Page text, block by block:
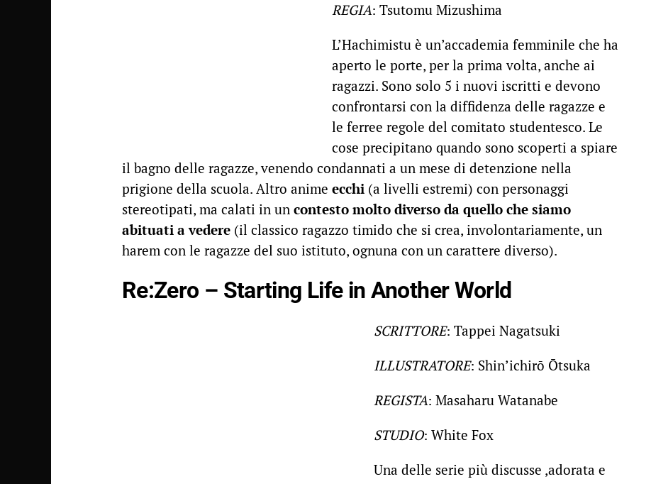
REGIA: Tsutomu Mizushima
L’Hachimistu è un’accademia femminile che ha
aperto le porte, per la prima volta, anche ai
ragazzi. Sono solo 5 i nuovi iscritti e devono
confrontarsi con la diffidenza delle ragazze e
le ferree regole del comitato studentesco. Le
cose precipitano quando sono scoperti a spiare
il bagno delle ragazze, venendo condannati a un mese di detenzione nella
prigione della scuola. Altro anime ecchi (a livelli estremi) con personaggi
stereotipati, ma calati in un contesto molto diverso da quello che siamo
abituati a vedere (il classico ragazzo timido che si crea, involontariamente, un
harem con le ragazze del suo istituto, ognuna con un carattere diverso).
Re:Zero – Starting Life in Another World
SCRITTORE: Tappei Nagatsuki
ILLUSTRATORE: Shin’ichirō Ōtsuka
REGISTA: Masaharu Watanabe
STUDIO: White Fox
Una delle serie più discusse ,adorata e